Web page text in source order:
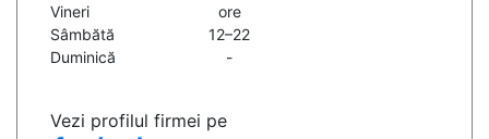
Vineri
ore
Sâmbătă
12–22
Duminică
-
Vezi profilul firmei pe